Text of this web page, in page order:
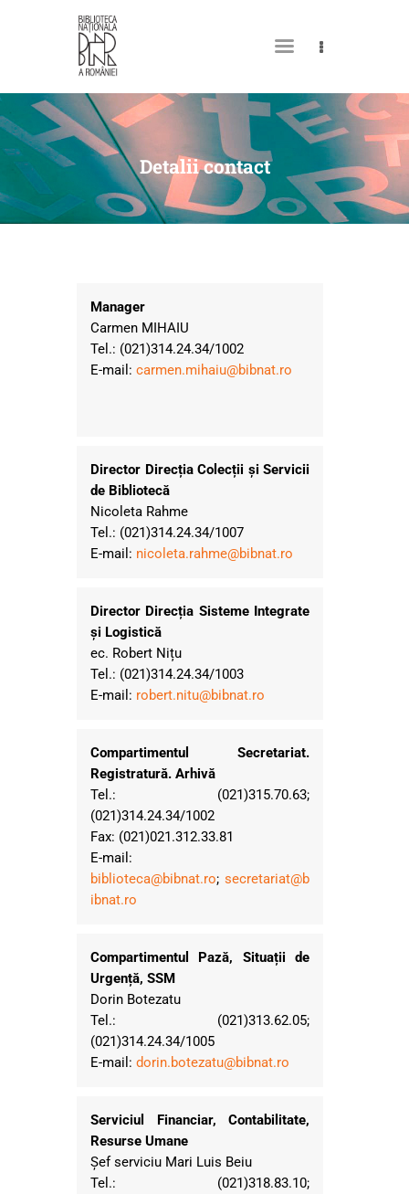
Detalii contact
DESPRE NOI
PERMISUL MEU DE
BIBLIOTECĂ
CATALOAGE ȘI COLECȚII
CULTURALE
SPAȚII
NOUTĂȚI
Manager
Carmen MIHAIU
Tel.: (021)314.24.34/1002
E-mail: carmen.mihaiu@bibnat.ro
Director Direcția Colecții și Servicii
de Bibliotecă
Nicoleta Rahme
Tel.: (021)314.24.34/1007
E-mail: nicoleta.rahme@bibnat.ro
Director Direcția Sisteme Integrate
și Logistică
ec. Robert Nițu
Tel.: (021)314.24.34/1003
E-mail: robert.nitu@bibnat.ro
Compartimentul Secretariat.
Registratură. Arhivă
Tel.: (021)315.70.63;
(021)314.24.34/1002
Fax: (021)021.312.33.81
E-mail:
biblioteca@bibnat.ro; secretariat@b
ibnat.ro
Compartimentul Pază, Situații de
Urgență, SSM
Dorin Botezatu
Tel.: (021)313.62.05;
(021)314.24.34/1005
E-mail: dorin.botezatu@bibnat.ro
Serviciul Financiar, Contabilitate,
Resurse Umane
Șef serviciu Mari Luis Beiu
Tel.: (021)318.83.10;